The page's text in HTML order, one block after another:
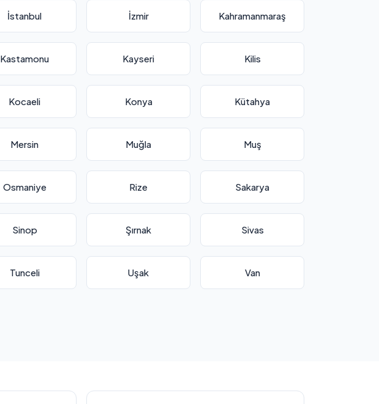
İstanbul İzmir Kahramanmaraş
Kastamonu Kayseri Kilis
Kocaeli Konya Kütahya
Mersin Muğla Muş
Osmaniye Rize Sakarya
Sinop Şırnak Sivas
Tunceli Uşak Van